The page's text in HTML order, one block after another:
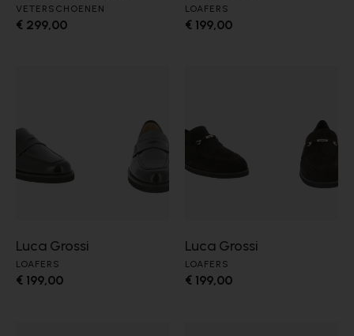
VETERSCHOENEN
€ 299,00
LOAFERS
€ 199,00
Luca Grossi
LOAFERS
€ 199,00
Luca Grossi
LOAFERS
€ 199,00